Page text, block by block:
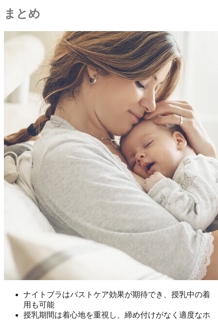
まとめ
ナイトブラはバストケア効果が期待でき、授乳中の着
用も可能
授乳期間は着心地を重視し、締め付けがなく適度なホ